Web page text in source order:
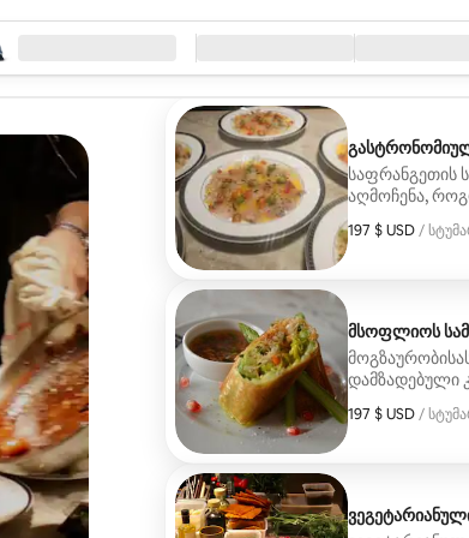
ძიება
საფრანგეთის
აღმოჩენა,
197 $ USD /
197 $ USD,
მსოფლიოს
დამზადებული
197 $ USD /
197 $ USD,